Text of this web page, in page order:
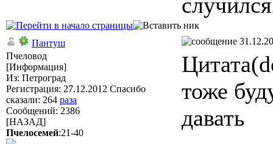
Пантуш
Пчеловод
[Информация]
Из: Петроград
Регистрация: 27.12.2012 Спасибо
сказали: 264 раза
Сообщений: 2386
[НАЗАД]
Пчелосемей:21-40
тоже
давать